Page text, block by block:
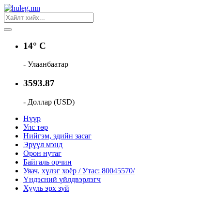
14° C
- Улаанбаатар
3593.87
- Доллар (USD)
Нүүр
Улс төр
Нийгэм, эдийн засаг
Эрүүл мэнд
Орон нутаг
Байгаль орчин
Уяач, хүлэг хоёр / Утас: 80045570/
Үндэсний үйлдвэрлэгч
Хууль эрх зүй